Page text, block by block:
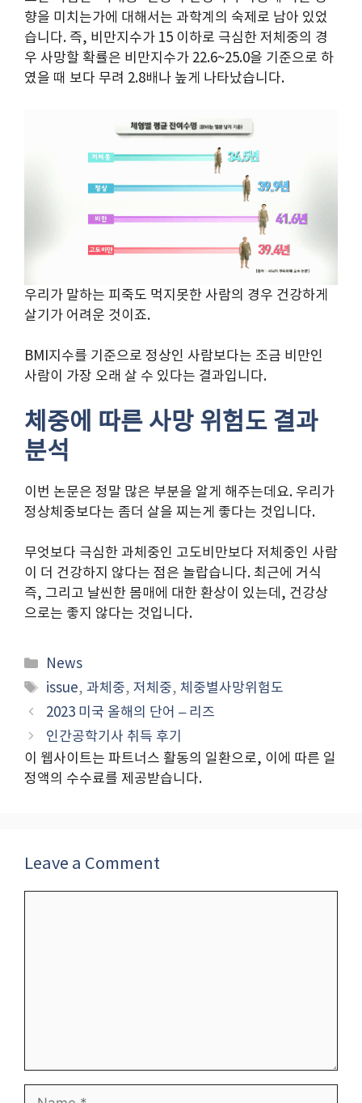
향을 미치는가에 대해서는 과학계의 숙제로 남아 있었
습니다. 즉, 비만지수가 15 이하로 극심한 저체중의 경
우 사망할 확률은 비만지수가 22.6~25.0을 기준으로 하
였을 때 보다 무려 2.8배나 높게 나타났습니다.
우리가 말하는 피죽도 먹지못한 사람의 경우 건강하게
살기가 어려운 것이죠.
BMI지수를 기준으로 정상인 사람보다는 조금 비만인
사람이 가장 오래 살 수 있다는 결과입니다.
체중에 따른 사망 위험도 결과
분석
이번 논문은 정말 많은 부분을 알게 해주는데요. 우리가
정상체중보다는 좀더 살을 찌는게 좋다는 것입니다.
무엇보다 극심한 과체중인 고도비만보다 저체중인 사람
이 더 건강하지 않다는 점은 놀랍습니다. 최근에 거식
즉, 그리고 날씬한 몸매에 대한 환상이 있는데, 건강상
으로는 좋지 않다는 것입니다.
Categories
News
Tags
issue,과체중,저체중,체중별사망위험도
2023 미국 올해의 단어 – 리즈
인간공학기사 취득 후기
이 웹사이트는 파트너스 활동의 일환으로, 이에 따른 일
정액의 수수료를 제공받습니다.
Leave a Comment
Name